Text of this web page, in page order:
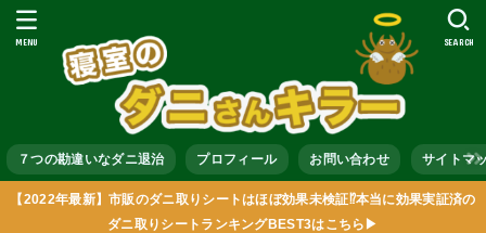
７つの勘違いなダニ退治 プロフィール お問い合わせ サイトマ
SEARCH
MENU
【2022年最新】市販のダニ取りシートはほぼ効果未検証⁉本当に効果実証済の
ダニ取りシートランキングBEST3はこちら▶